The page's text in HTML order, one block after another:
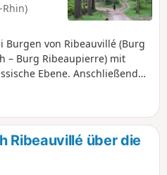
von Ribeauvillé (Burg
– Burg Ribeaupierre) mit
Ebene. Anschließend
Mauer und seinen
Haut-Koenigsbourg.
Ribeauvillé über die